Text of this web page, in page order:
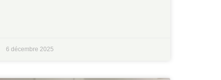
6 décembre 2025